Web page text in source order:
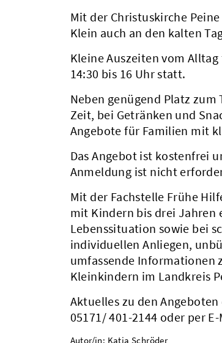
Mit der Christuskirche
Klein auch an den kalten
Kleine Auszeiten vom
14:30 bis 16 Uhr statt.
Neben genügend Platz
Zeit, bei Getränken und
Angebote für Familien mit
Das Angebot ist kostenfrei
Anmeldung ist nicht
Mit der Fachstelle Frühe
mit Kindern bis drei Jahren
Lebenssituation sowie bei
individuellen Anliegen,
umfassende Informationen
Kleinkindern im Landkreis
Aktuelles zu den
05171/ 401-2144 oder per
Autor/in: Katja Schröder